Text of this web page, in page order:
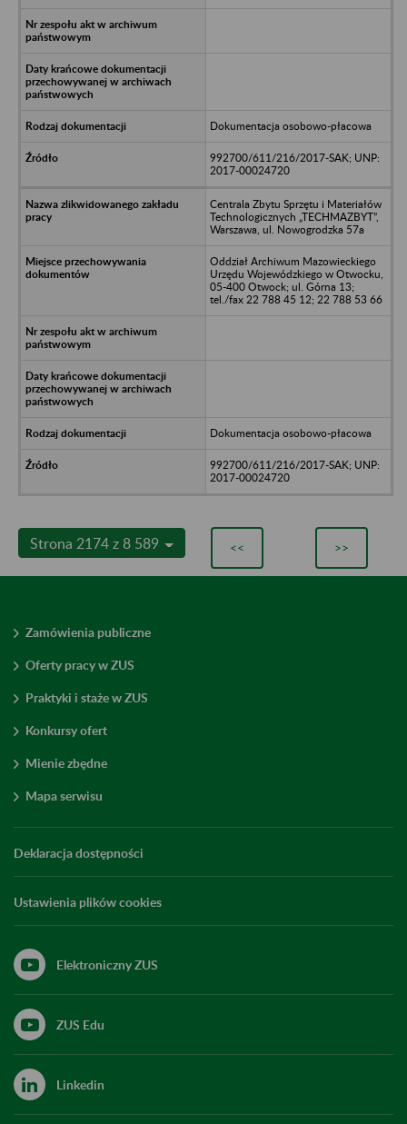
Dokumentacja osobowo-płacowa
992700/611/216/2017-SAK; UNP:
2017-00024720
Centrala Zbytu Sprzętu i Materiałów
Technologicznych „TECHMAZBYT”,
Warszawa, ul. Nowogrodzka 57a
Oddział Archiwum Mazowieckiego
Urzędu Wojewódzkiego w Otwocku,
05-400 Otwock; ul. Górna 13;
tel./fax 22 788 45 12; 22 788 53 66
Dokumentacja osobowo-płacowa
992700/611/216/2017-SAK; UNP:
2017-00024720
Strona 2174 z 8 589 << >>
Zamówienia publiczne
Oferty pracy w ZUS
Praktyki i staże w ZUS
Konkursy ofert
Mienie zbędne
Mapa serwisu
Deklaracja dostępności
Ustawienia plików cookies
Elektroniczny ZUS
ZUS Edu
Linkedin